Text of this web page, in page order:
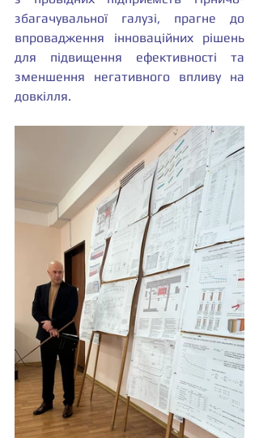
збагачувальної галузі, прагне до
впровадження інноваційних рішень
для підвищення ефективності та
зменшення негативного впливу на
довкілля.